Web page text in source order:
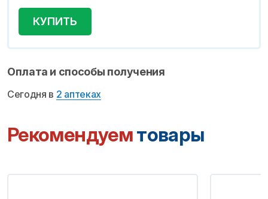
КУПИТЬ
Оплата и способы получения
Сегодня в 2 аптеках
Рекомендуемтовары